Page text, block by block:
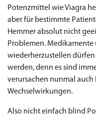
Potenzmittel wie Viagra
aber für bestimmte
Hemmer absolut nicht
Problemen.
wiederherzustellen
werden, denn es sind
verursachen nunmal
Wechselwirkungen.
Also nicht einfach blind